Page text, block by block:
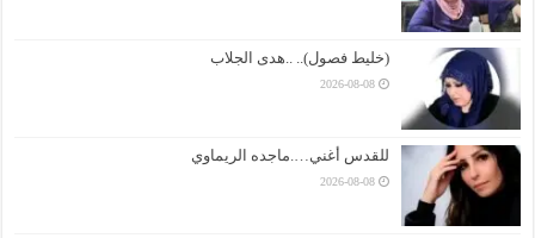
(خليط فصول).. ..هدى الجلاب
2026-08-08
للقدس أغني….ماجده الريماوي
2026-08-08